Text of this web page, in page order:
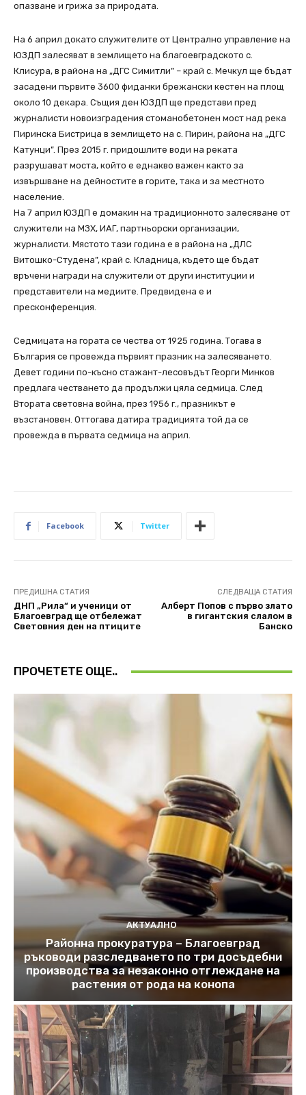
опазване и грижа за природата.
На 6 април докато служителите от Централно управление на
ЮЗДП залесяват в землището на благоевградското с.
Клисура, в района на „ДГС Симитли” – край с. Мечкул ще бъдат
засадени първите 3600 фиданки брежански кестен на площ
около 10 декара. Същия ден ЮЗДП ще представи пред
журналисти новоизградения стоманобетонен мост над река
Пиринска Бистрица в землището на с. Пирин, района на „ДГС
Катунци”. През 2015 г. придошлите води на реката
разрушават моста, който е еднакво важен както за
извършване на дейностите в горите, така и за местното
население.
На 7 април ЮЗДП е домакин на традиционното залесяване от
служители на МЗХ, ИАГ, партньорски организации,
журналисти. Мястото тази година е в района на „ДЛС
Витошко-Студена”, край с. Кладница, където ще бъдат
връчени награди на служители от други институции и
представители на медиите. Предвидена е и
пресконференция.
Седмицата на гората се чества от 1925 година. Тогава в
България се провежда първият празник на залесяването.
Девет години по-късно стажант-лесовъдът Георги Минков
предлага честването да продължи цяла седмица. След
Втората световна война, през 1956 г., празникът е
възстановен. Оттогава датира традицията той да се
провежда в първата седмица на април.
Facebook Twitter
ПРЕДИШНА СТАТИЯ
ДНП „Рила“ и ученици от
Благоевград ще отбележат
Световния ден на птиците
СЛЕДВАЩА СТАТИЯ
Алберт Попов с първо злато
в гигантския слалом в
Банско
ПРОЧЕТЕТЕ ОЩЕ..
АКТУАЛНО
Районна прокуратура – Благоевград
ръководи разследването по три досъдебни
производства за незаконно отглеждане на
растения от рода на конопа